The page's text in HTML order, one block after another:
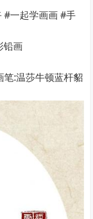
#一起学画画 #手
:温莎牛顿蓝杆貂